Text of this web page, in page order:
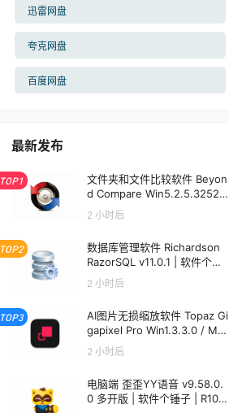
迅雷网盘
夸克网盘
百度网盘
最新发布
TOP1
文件夹和文件比较软件 Beyon
d Compare Win5.2.5.32528
/ Mac5.1.1.31157 | 软件个锤子
| R1599
2 小时后
TOP2
数据库管理软件 Richardson
RazorSQL v11.0.1 | 软件个锤
子 | R1233
2 小时后
TOP3
AI图片无损缩放软件 Topaz Gi
gapixel Pro Win1.3.3.0 / Mac
1.0.0 | 软件个锤子 | R4521
2 小时后
电脑端 歪歪YY语音 v9.58.0.
0 多开版 | 软件个锤子 | R108